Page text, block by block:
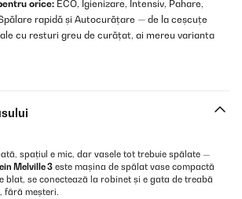
orice: ECO, Igienizare, Intensiv, Pahare,
rapidă și Autocurățare — de la ceșcuțe
cu resturi greu de curățat, ai mereu varianta
spațiul e mic, dar vasele tot trebuie spălate —
Melville 3 este mașina de spălat vase compactă
blat, se conectează la robinet și e gata de treabă
fără meșteri.